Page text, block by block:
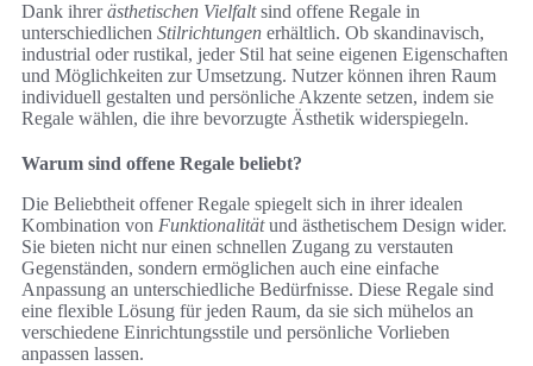
Dank ihrerästhetischen Vielfaltsind offene Regale in
unterschiedlichen Stilrichtungen erhältlich. Ob skandinavisch,
industrial oder rustikal, jeder Stil hat seine eigenen Eigenschaften
und Möglichkeiten zur Umsetzung. Nutzer können ihren Raum
individuell gestalten und persönliche Akzente setzen, indem sie
Regale wählen, die ihre bevorzugte Ästhetik widerspiegeln.
Warum sind offene Regale beliebt?
Die Beliebtheit offener Regale spiegelt sich in ihrer idealen
Kombination von Funktionalitätund ästhetischem Design wider.
Sie bieten nicht nur einen schnellen Zugang zu verstauten
Gegenständen, sondern ermöglichen auch eine einfache
Anpassung an unterschiedliche Bedürfnisse. Diese Regale sind
eine flexible Lösung für jeden Raum, da sie sich mühelos an
verschiedene Einrichtungsstile und persönliche Vorlieben
anpassen lassen.